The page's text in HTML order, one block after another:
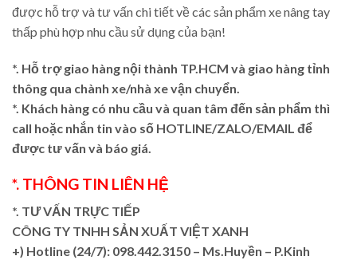
được hỗ trợ và tư vấn chi tiết về các sản phẩm xe nâng tay
thấp phù hợp nhu cầu sử dụng của bạn!
*. Hỗ trợ giao hàng nội thành TP.HCM và giao hàng tỉnh
thông qua chành xe/nhà xe vận chuyển.
*. Khách hàng có nhu cầu và quan tâm đến sản phẩm thì
call hoặc nhắn tin vào số HOTLINE/ZALO/EMAIL để
được tư vấn và báo giá.
*. THÔNG TIN LIÊN HỆ
*. TƯ VẤN TRỰC TIẾP
CÔNG TY TNHH SẢN XUẤT VIỆT XANH
+) Hotline (24/7): 098.442.3150 – Ms.Huyền – P.Kinh